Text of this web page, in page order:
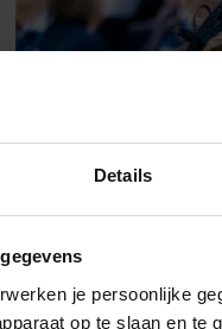
Details
je persoonlijke
op te slaan en te